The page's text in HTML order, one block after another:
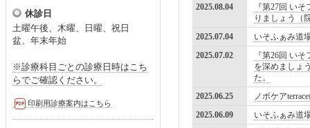
2025.08.04
『第27回 い
りましょう（
2025.07.04
いそふぁみ道
2025.07.02
『第26回 い
を深めましょ
た。
2025.06.25
ノボケア
2025.06.09
いそふぁみ道
休診日
土曜午後、木曜、日曜、 祝日
盆、年末年始
※診療科目ごとの診療日時はこち
らでご確認ください。
印刷用診療案内はこちら